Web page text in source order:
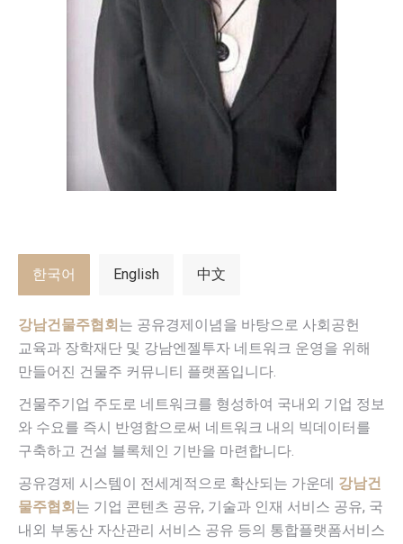
한국어 English 中文
강남건물주협회는 공유경제이념을 바탕으로 사회공헌
교육과 장학재단 및 강남엔젤투자 네트워크 운영을 위해
만들어진 건물주 커뮤니티 플랫폼입니다.
건물주기업 주도로 네트워크를 형성하여 국내외 기업 정보
와 수요를 즉시 반영함으로써 네트워크 내의 빅데이터를
구축하고 건설 블록체인 기반을 마련합니다.
공유경제 시스템이 전세계적으로 확산되는 가운데 강남건
물주협회는 기업 콘텐츠 공유, 기술과 인재 서비스 공유, 국
내외 부동산 자산관리 서비스 공유 등의 통합플랫폼서비스